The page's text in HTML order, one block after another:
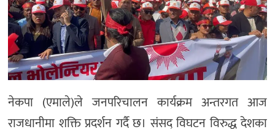
नेकपा (एमाले)ले जनपरिचालन कार्यक्रम अन्तरगत आज
राजधानीमा शक्ति प्रदर्शन गर्दै छ। संसद् विघटन विरुद्ध देशका